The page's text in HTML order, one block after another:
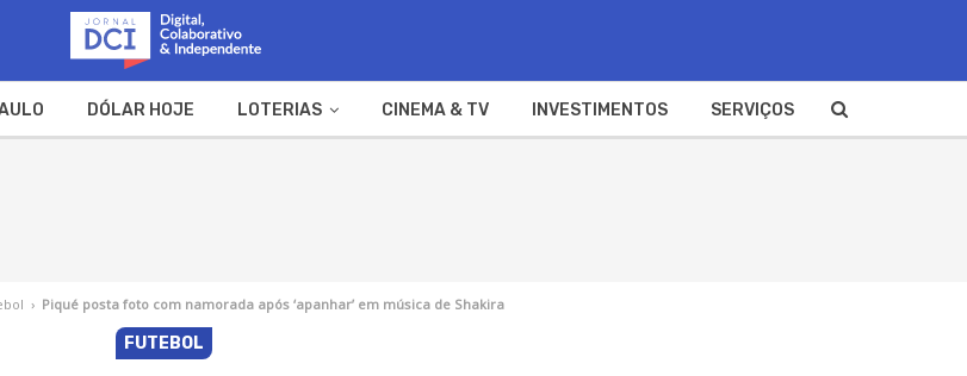
DÓLAR HOJE LOTERIAS CINEMA & TV INVESTIMENTOS SERVIÇOS
› Piqué posta foto com namorada após ‘apanhar’ em música de Shakira
FUTEBOL